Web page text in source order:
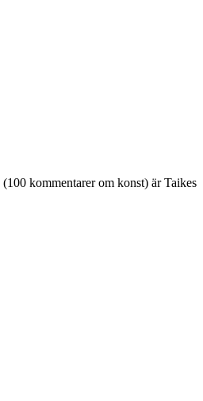
kommentarer om konst) är Taikes